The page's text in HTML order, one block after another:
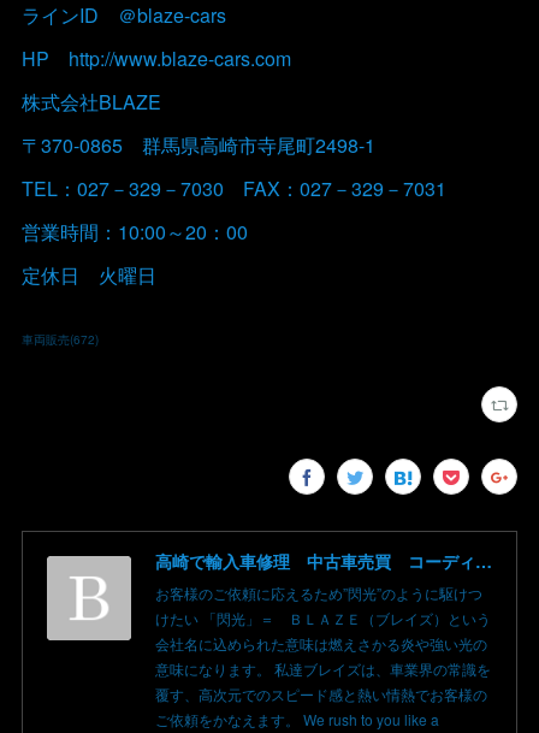
ラインID ＠blaze-cars
HP http://www.blaze-cars.com
株式会社BLAZE
〒370-0865 群馬県高崎市寺尾町2498-1
TEL：027－329－7030 FAX：027－329－7031
営業時間：10:00～20：00
定休日 火曜日
車両販売(672)
高崎で輸入車修理 中古車売買 コーディングならBLAZE（ブレイズ）へ│BLAZE Total Car Support & Modify in Takasaki Gunma
お客様のご依頼に応えるため”閃光”のように駆けつ
けたい 「閃光」＝ ＢＬＡＺＥ（ブレイズ）という
会社名に込められた意味は燃えさかる炎や強い光の
意味になります。 私達ブレイズは、車業界の常識を
覆す、高次元でのスピード感と熱い情熱でお客様の
ご依頼をかなえます。 We rush to you like a